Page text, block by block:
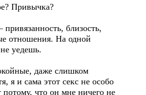
Привычка?
привязанность, близость,
отношения. На одной
уедешь.
даже слишком
я и сама этот секс не особо
что он мне ничего не